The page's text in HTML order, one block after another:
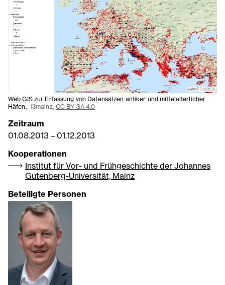
Web GIS zur Erfassung von Datensätzen antiker und mittelalterlicher
Häfen. i3mainz, CC BY SA 4.0
Zeitraum
01.08.2013 – 01.12.2013
Kooperationen
Institut für Vor- und Frühgeschichte der Johannes
Gutenberg-Universität, Mainz
Beteiligte Personen